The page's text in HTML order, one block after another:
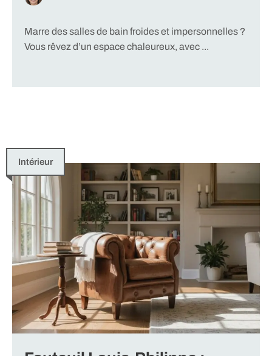
Marre des salles de bain froides et impersonnelles ?
Vous rêvez d’un espace chaleureux, avec ...
Intérieur